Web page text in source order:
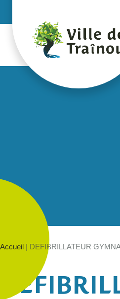
Accueil | DEFIBRILLATEUR